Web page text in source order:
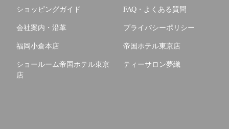
ショッピングガイド
FAQ・よくある質問
会社案内・沿革
プライバシーポリシー
福岡小倉本店
帝国ホテル東京店
ショールーム帝国ホテル東京
店
ティーサロン夢織